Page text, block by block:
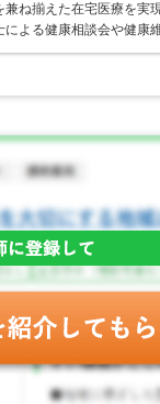
ね揃えた在宅医療を実
による健康相談会や健康